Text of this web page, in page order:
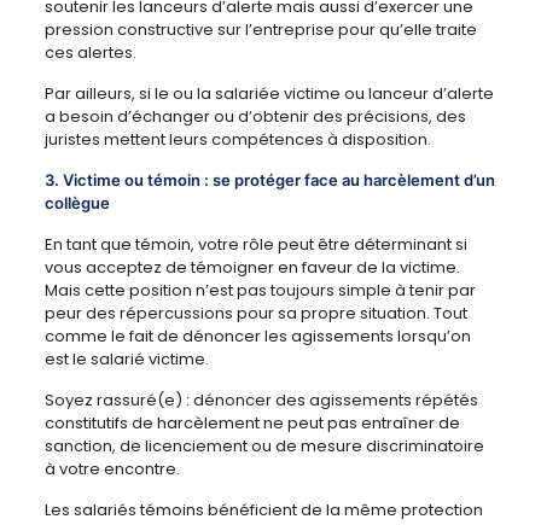
soutenir les lanceurs d’alerte mais aussi d’exercer une
pression constructive sur l’entreprise pour qu’elle traite
ces alertes.
Par ailleurs, si le ou la salariée victime ou lanceur d’alerte
a besoin d’échanger ou d’obtenir des précisions, des
juristes mettent leurs compétences à disposition.
3. Victime ou témoin : se protéger face au harcèlement d’un
collègue
En tant que témoin, votre rôle peut être déterminant si
vous acceptez de témoigner en faveur de la victime.
Mais cette position n’est pas toujours simple à tenir par
peur des répercussions pour sa propre situation. Tout
comme le fait de dénoncer les agissements lorsqu’on
est le salarié victime.
Soyez rassuré(e) : dénoncer des agissements répétés
constitutifs de harcèlement ne peut pas entraîner de
sanction, de licenciement ou de mesure discriminatoire
à votre encontre.
Les salariés témoins bénéficient de la même protection